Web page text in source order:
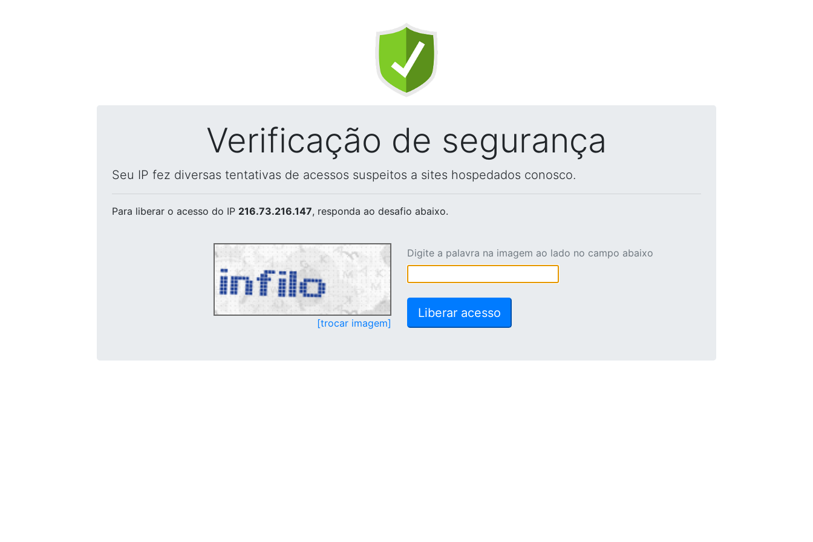
Verificação de segurança
Seu IP fez diversas tentativas de acessos suspeitos a sites hospedados conosco.
Para liberar o acesso do IP 216.73.216.147, responda ao desafio abaixo.
[trocar imagem]
Digite a palavra na imagem ao lado no campo abaixo